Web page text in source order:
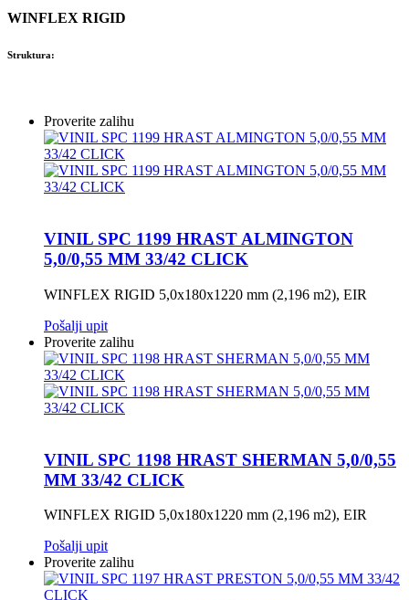
WINFLEX RIGID
Struktura:
Proverite zalihu
VINIL SPC 1199 HRAST ALMINGTON
5,0/0,55 MM 33/42 CLICK
WINFLEX RIGID 5,0x180x1220 mm (2,196 m2), EIR
Pošalji upit
Proverite zalihu
VINIL SPC 1198 HRAST SHERMAN 5,0/0,55
MM 33/42 CLICK
WINFLEX RIGID 5,0x180x1220 mm (2,196 m2), EIR
Pošalji upit
Proverite zalihu